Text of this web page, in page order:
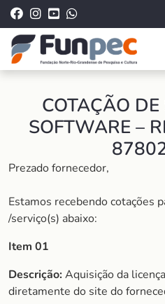
COTAÇÃO
SOFTWARE –
Prezado fornecedor,
Estamos recebendo cotações
/serviço(s) abaixo:
Item 01
Descrição:Aquisição da
diretamente do site do